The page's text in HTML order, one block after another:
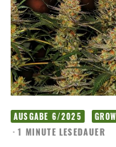
AUSGABE 6/2025
· 1 MINUTE LESEDAUER